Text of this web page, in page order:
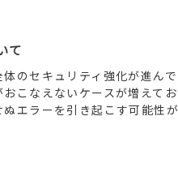
て
のセキュリティ強化が進ん
こなえないケースが増えてお
エラーを引き起こす可能性